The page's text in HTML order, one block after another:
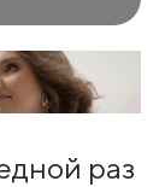
раз